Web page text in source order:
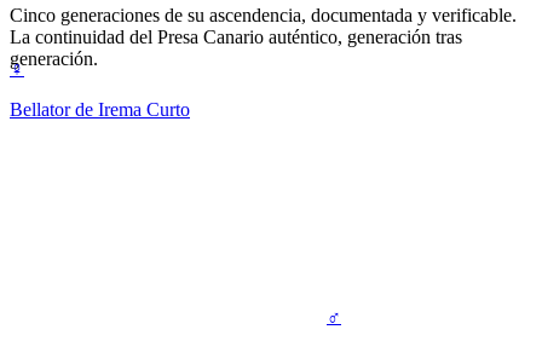
Cinco generaciones de su ascendencia, documentada y verificable.
La continuidad del Presa Canario auténtico, generación tras
generación.
♀
Bellator de Irema Curto
♂